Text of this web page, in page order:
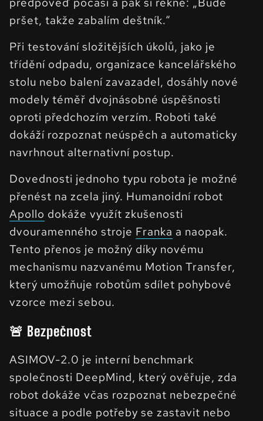
pršet, takže zabalím deštník.“
Při testování složitějších úkolů, jako je
třídění odpadu, organizace kancelářského
stolu nebo balení zavazadel, dosáhly nové
modely téměř dvojnásobné úspěšnosti
oproti předchozím verzím. Roboti také
dokáží rozpoznat neúspěch a automaticky
navrhnout alternativní postup.
Dovednosti jednoho typu robota je možné
přenést na zcela jiný. Humanoidní robot
Apollo dokáže využít zkušenosti
dvouramenného stroje Franka a naopak.
Tento přenos je možný díky novému
mechanismu nazvanému Motion Transfer,
který umožňuje robotům sdílet pohybové
vzorce mezi sebou.
🚨 Bezpečnost
ASIMOV-2.0 je interní benchmark
společnosti DeepMind, který ověřuje, zda
robot dokáže včas rozpoznat nebezpečné
situace a podle potřeby se zastavit nebo